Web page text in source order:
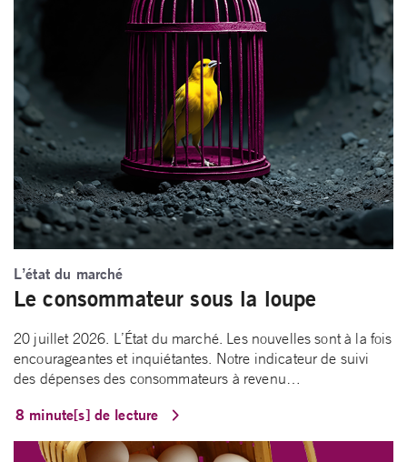
L’état du marché
Le consommateur sous la loupe
20 juillet 2026. L’État du marché. Les nouvelles sont à la fois
encourageantes et inquiétantes. Notre indicateur de suivi
des dépenses des consommateurs à revenu…
8 minute[s] de lecture